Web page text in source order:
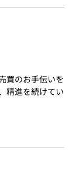
買のお手伝いを
精進を続けてい